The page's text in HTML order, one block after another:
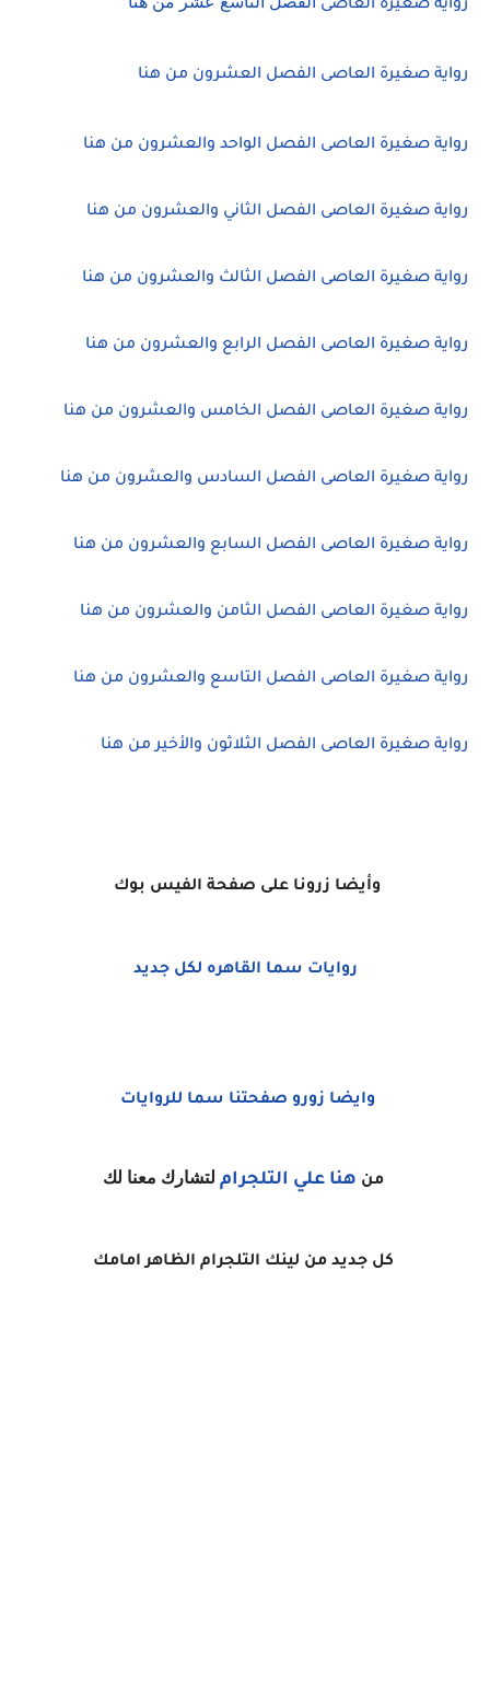
رواية صغيرة العاصى
رواية صغيرة العاصى الفصل العشرون من هنا
رواية صغيرة العاصى الفصل الواحد والعشرون من هنا
رواية صغيرة العاصى الفصل الثاني والعشرون من هنا
رواية صغيرة العاصى الفصل الثالث والعشرون من هنا
رواية صغيرة العاصى الفصل الرابع والعشرون من هنا
رواية صغيرة العاصى الفصل الخامس والعشرون من هنا
رواية صغيرة العاصى الفصل السادس والعشرون من هنا
رواية صغيرة العاصى الفصل السابع والعشرون من هنا
رواية صغيرة العاصى الفصل الثامن والعشرون من هنا
رواية صغيرة العاصى الفصل التاسع والعشرون من هنا
رواية صغيرة العاصى الفصل الثلاثون والأخير من هنا
وأيضا زرونا على صفحة الفيس بوك
روايات سما القاهره لكل جديد
وايضا زورو صفحتنا سما للروايات
من هنا علي التلجرام لتشارك معنا لك
كل جديد من لينك التلجرام الظاهر امامك